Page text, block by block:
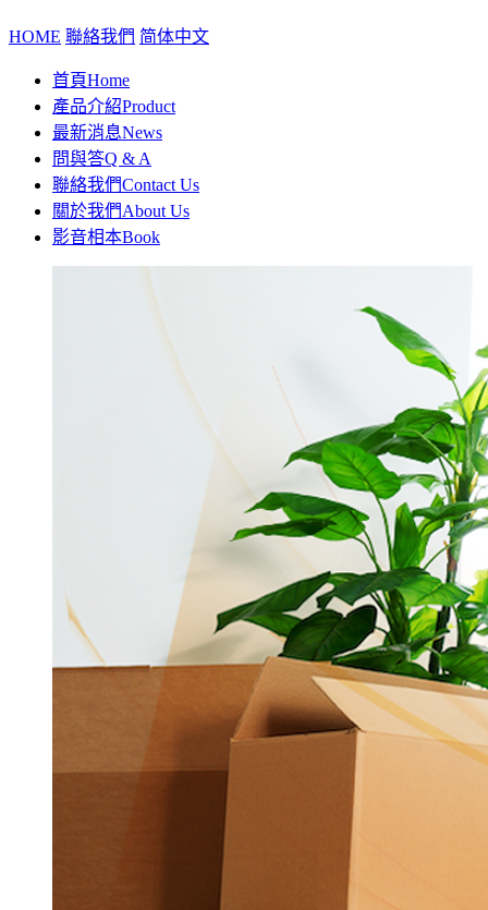
HOME 聯絡我們 简体中文
首頁Home
產品介紹Product
最新消息News
問與答Q & A
聯絡我們Contact Us
關於我們About Us
影音相本Book